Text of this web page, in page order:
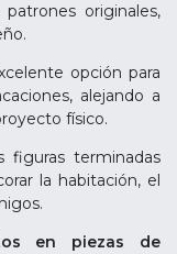
originales,
opción para
alejando a
físico.
figuras terminadas
la habitación, el
en piezas de